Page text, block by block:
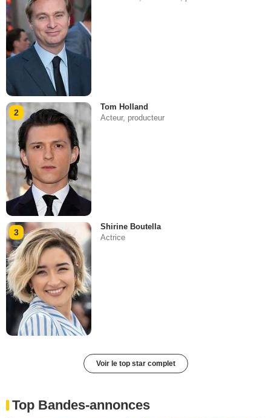
2
Tom Holland
Acteur, producteur
3
Shirine Boutella
Actrice
Voir le top star complet
Top Bandes-annonces